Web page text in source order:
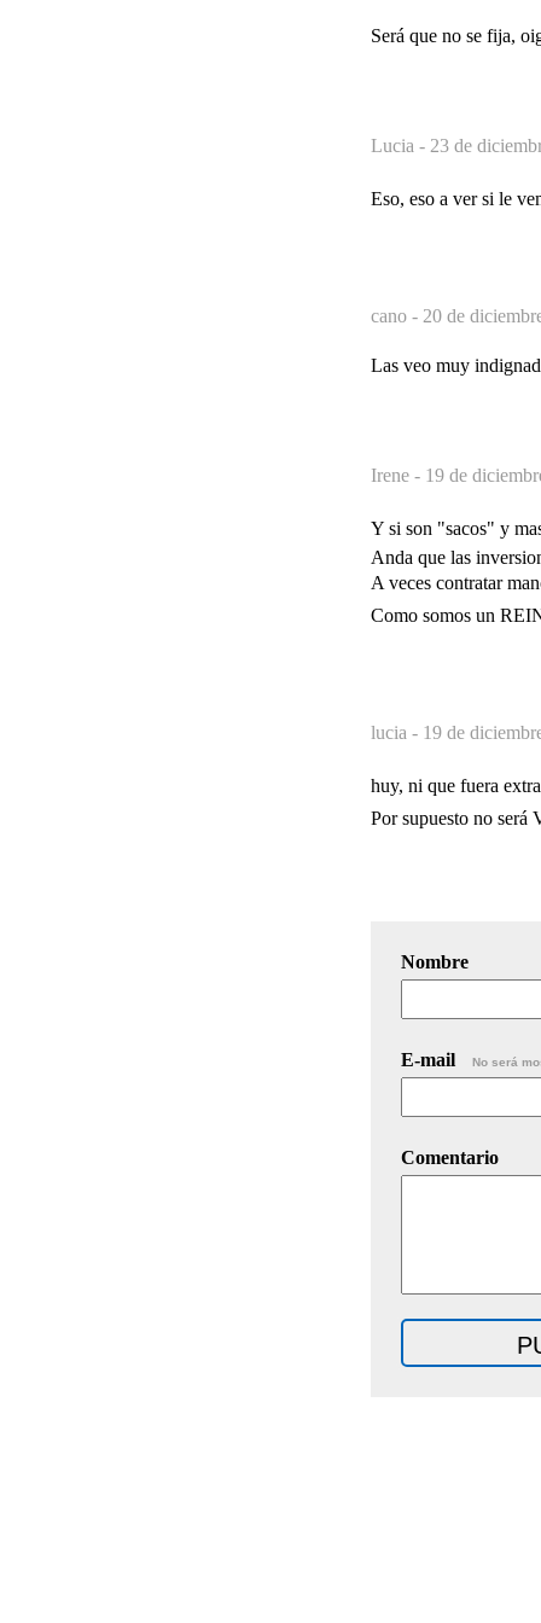
Será que no se fija,
Lucia - 23 de
Eso, eso a ver si le
cano - 20 de
Las veo muy
Irene - 19 de
Y si son "sacos" y
Anda que las
A veces contratar
Como somos un
lucia - 19 de
huy, ni que fuera
Por supuesto no
Nombre
E-mail No será
Comentario